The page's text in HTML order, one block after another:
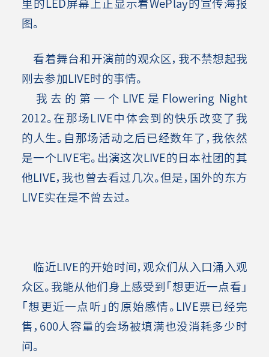
图。
看着舞台和开演前的观众区，我不禁想起我
刚去参加LIVE时的事情。
我去的第一个LIVE是Flowering Night
2012。在那场LIVE中体会到的快乐改变了我
的人生。自那场活动之后已经数年了，我依然
是一个LIVE宅。出演这次LIVE的日本社团的其
他LIVE，我也曾去看过几次。但是，国外的东方
LIVE实在是不曾去过。
临近LIVE的开始时间，观众们从入口涌入观
众区。我能从他们身上感受到「想更近一点看」
「想更近一点听」的原始感情。LIVE票已经完
售，600人容量的会场被填满也没消耗多少时
间。